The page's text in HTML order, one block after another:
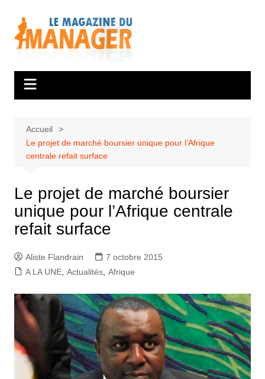
contenu
Accueil
Le projet de marché boursier unique pour l’Afrique
centrale refait surface
Le projet de marché boursier
unique pour l’Afrique centrale
refait surface
Aliste Flandrain
7 octobre 2015
A LA UNE, Actualités, Afrique